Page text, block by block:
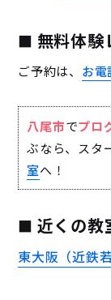
無料体験
ご予約は、 お電
八尾市でプロ
ぶなら、スタ
室へ！
近くの教
東大阪（近鉄